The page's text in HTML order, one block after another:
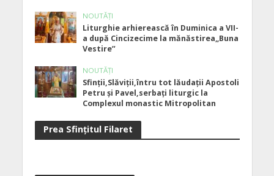
NOUTĂȚI
Liturghie arhierească în Duminica a VII-
a după Cincizecime la mănăstirea„Buna
Vestire”
NOUTĂȚI
Sfinții,Slăviții,întru tot lăudații Apostoli
Petru și Pavel,serbați liturgic la
Complexul monastic Mitropolitan
Prea Sfinţitul Filaret